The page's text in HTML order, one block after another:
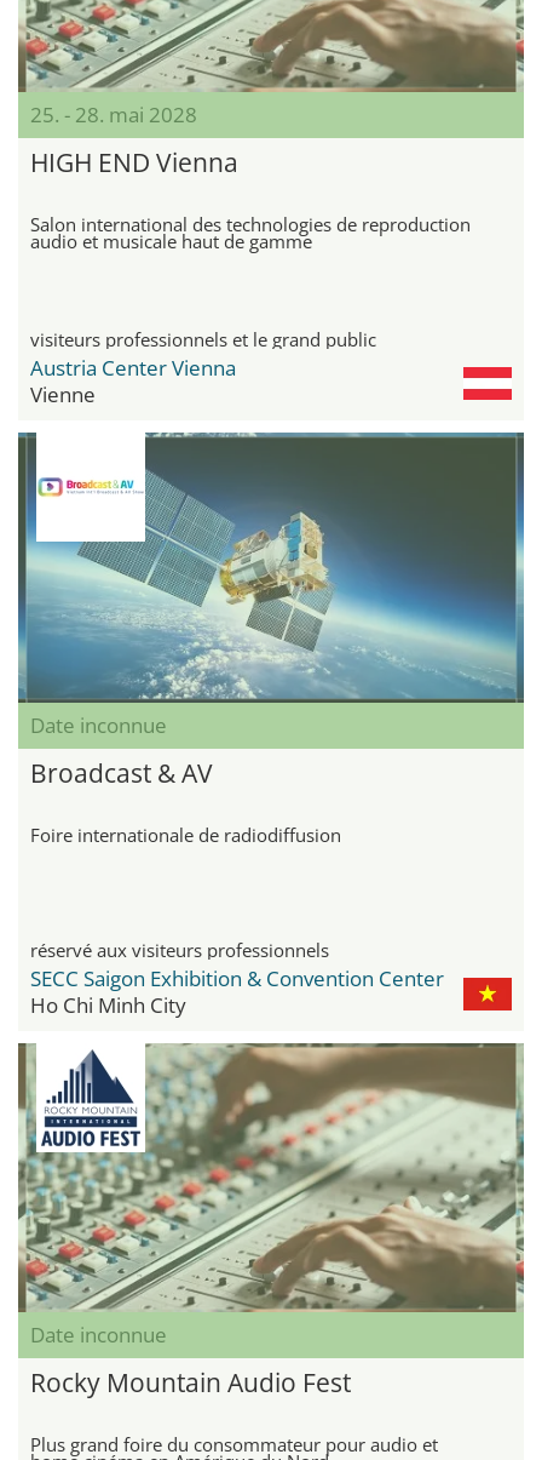
25. - 28. mai 2028
HIGH END Vienna
Salon international des technologies de reproduction
audio et musicale haut de gamme
visiteurs professionnels et le grand public
Austria Center Vienna
Vienne
Date inconnue
Broadcast & AV
Foire internationale de radiodiffusion
réservé aux visiteurs professionnels
SECC Saigon Exhibition & Convention Center
Ho Chi Minh City
Date inconnue
Rocky Mountain Audio Fest
Plus grand foire du consommateur pour audio et